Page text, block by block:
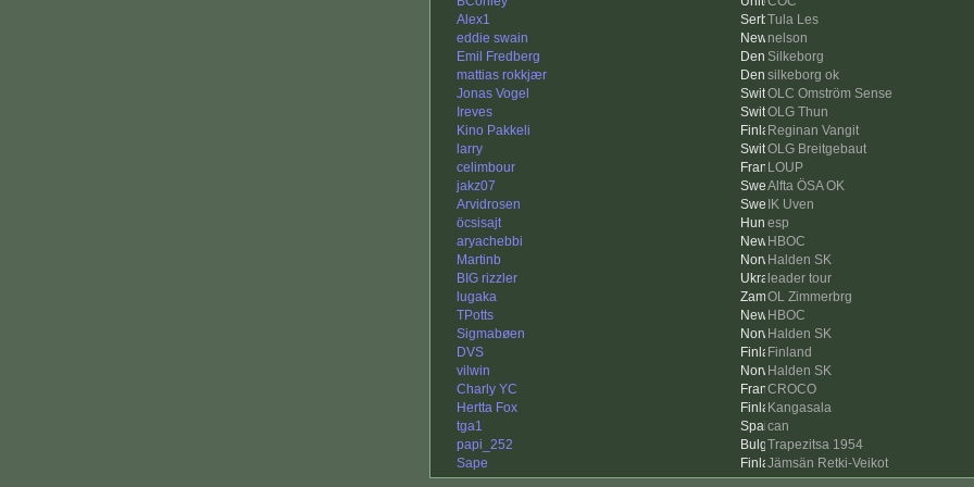
Alex1
Tula Les
eddie swain
nelson
Emil Fredberg
Silkeborg
mattias rokkjær
silkeborg ok
Jonas Vogel
OLC Omström Sense
Ireves
OLG Thun
Kino Pakkeli
Reginan Vangit
larry
OLG Breitgebaut
celimbour
LOUP
jakz07
Alfta ÖSA OK
Arvidrosen
IK Uven
öcsisajt
esp
aryachebbi
HBOC
Martinb
Halden SK
BIG rizzler
leader tour
lugaka
OL Zimmerbrg
TPotts
HBOC
Sigmabøen
Halden SK
DVS
Finland
vilwin
Halden SK
Charly YC
CROCO
Hertta Fox
Kangasala
tga1
can
papi_252
Trapezitsa 1954
Sape
Jämsän Retki-Veikot